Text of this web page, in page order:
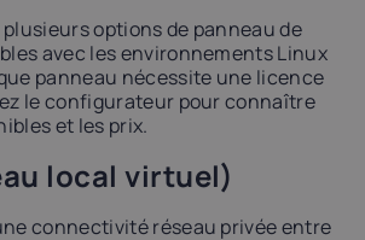
plusieurs options de panneau de
avec les environnements Linux
panneau nécessite une licence
le configurateur pour connaître
et les prix.
local virtuel)
connectivité réseau privée entre